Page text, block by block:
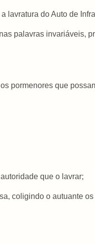
lavratura do Auto de
palavras invariáveis,
pormenores que
que o lavrar;
coligindo o autuante